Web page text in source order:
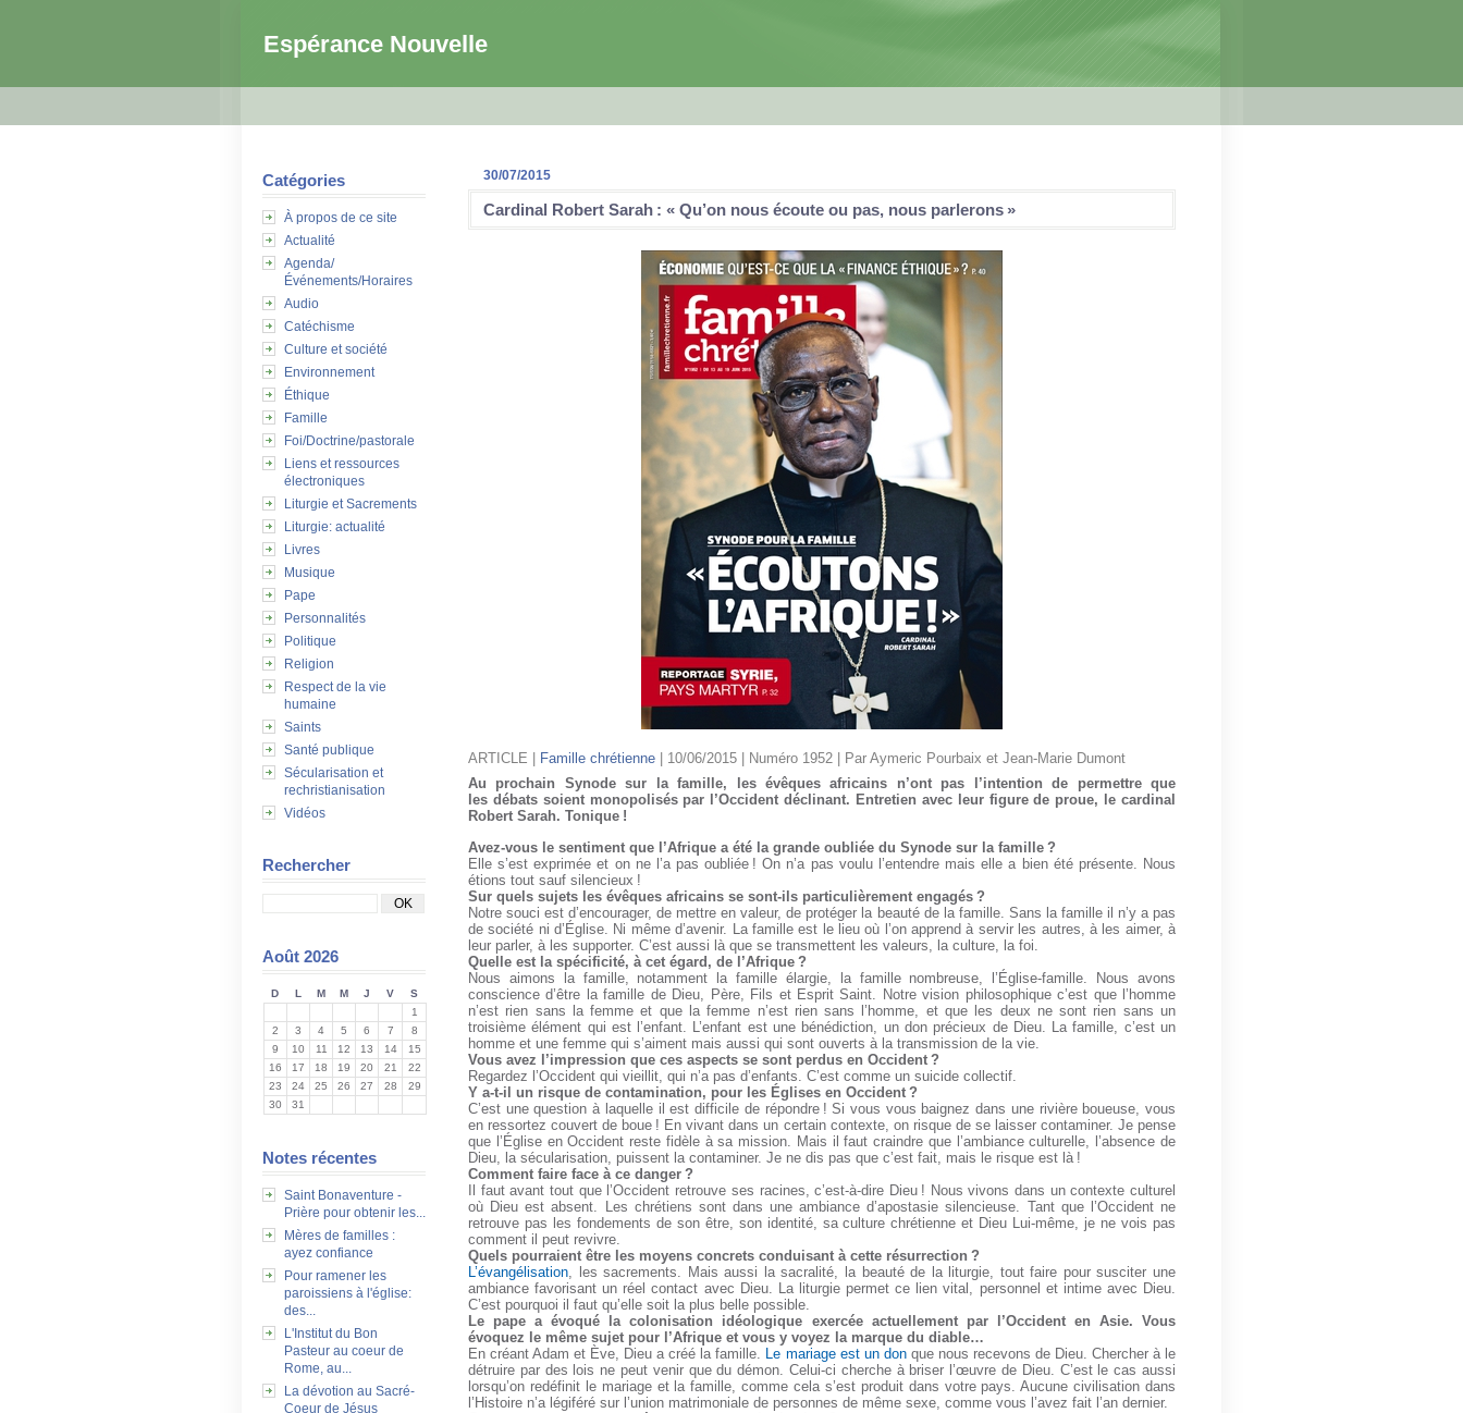
Espérance Nouvelle
Catégories
À propos de ce site
Actualité
Agenda/
Événements/Horaires
Audio
Catéchisme
Culture et société
Environnement
Éthique
Famille
Foi/Doctrine/pastorale
Liens et ressources
électroniques
Liturgie et Sacrements
Liturgie: actualité
Livres
Musique
Pape
Personnalités
Politique
Religion
Respect de la vie
humaine
Saints
Santé publique
Sécularisation et
rechristianisation
Vidéos
Rechercher
Août 2026
D L M M J V
S
1
2
3 4 5 6 7
8
9
10 11 12 13 14
15
16
17 18 19 20 21
22
23
24 25 26 27 28
29
30
31
Notes récentes
Saint Bonaventure -
Prière pour obtenir les...
Mères de familles :
ayez confiance
Pour ramener les
paroissiens à l'église:
des...
L'Institut du Bon
Pasteur au coeur de
Rome, au...
La dévotion au Sacré-
Coeur de Jésus
30/07/2015
Cardinal Robert Sarah : « Qu’on nous écoute ou pas, nous parlerons »
ARTICLE Famille chrétienne | 10/06/2015 | Numéro 1952 | Par Aymeric Pourbaix et Jean-Marie Dumont
Au prochain Synode sur la famille, les évêques africains n’ont pas l’intention de permettre que
les débats soient monopolisés par l’Occident déclinant. Entretien avec leur figure de proue, le cardinal
Robert Sarah. Tonique !
Avez-vous le sentiment que l’Afrique a été la grande oubliée du Synode sur la famille ?
Elle s’est exprimée et on ne l’a pas oubliée ! On n’a pas voulu l’entendre mais elle a bien été présente. Nous
étions tout sauf silencieux !
Sur quels sujets les évêques africains se sont-ils particulièrement engagés ?
Notre souci est d’encourager, de mettre en valeur, de protéger la beauté de la famille. Sans la famille il n’y a pas
de société ni d’Église. Ni même d’avenir. La famille est le lieu où l’on apprend à servir les autres, à les aimer, à
leur parler, à les supporter. C’est aussi là que se transmettent les valeurs, la culture, la foi.
Quelle est la spécificité, à cet égard, de l’Afrique ?
Nous aimons la famille, notamment la famille élargie, la famille nombreuse, l’Église-famille. Nous avons
conscience d’être la famille de Dieu, Père, Fils et Esprit Saint. Notre vision philosophique c’est que l’homme
n’est rien sans la femme et que la femme n’est rien sans l’homme, et que les deux ne sont rien sans un
troisième élément qui est l’enfant. L’enfant est une bénédiction, un don précieux de Dieu. La famille, c’est un
homme et une femme qui s’aiment mais aussi qui sont ouverts à la transmission de la vie.
Vous avez l’impression que ces aspects se sont perdus en Occident ?
Regardez l’Occident qui vieillit, qui n’a pas d’enfants. C’est comme un suicide collectif.
Y a-t-il un risque de contamination, pour les Églises en Occident ?
C’est une question à laquelle il est difficile de répondre ! Si vous vous baignez dans une rivière boueuse, vous
en ressortez couvert de boue ! En vivant dans un certain contexte, on risque de se laisser contaminer. Je pense
que l’Église en Occident reste fidèle à sa mission. Mais il faut craindre que l’ambiance culturelle, l’absence de
Dieu, la sécularisation, puissent la contaminer. Je ne dis pas que c’est fait, mais le risque est là !
Comment faire face à ce danger ?
Il faut avant tout que l’Occident retrouve ses racines, c’est-à-dire Dieu ! Nous vivons dans un contexte culturel
où Dieu est absent. Les chrétiens sont dans une ambiance d’apostasie silencieuse. Tant que l’Occident ne
retrouve pas les fondements de son être, son identité, sa culture chrétienne et Dieu Lui-même, je ne vois pas
comment il peut revivre.
Quels pourraient être les moyens concrets conduisant à cette résurrection ?
L’évangélisation, les sacrements. Mais aussi la sacralité, la beauté de la liturgie, tout faire pour susciter une
ambiance favorisant un réel contact avec Dieu. La liturgie permet ce lien vital, personnel et intime avec Dieu.
C’est pourquoi il faut qu’elle soit la plus belle possible.
Le pape a évoqué la colonisation idéologique exercée actuellement par l’Occident en Asie. Vous
évoquez le même sujet pour l’Afrique et vous y voyez la marque du diable…
En créant Adam et Ève, Dieu a créé la famille. Le mariage est un donque nous recevons de Dieu. Chercher à le
détruire par des lois ne peut venir que du démon. Celui-ci cherche à briser l’œuvre de Dieu. C’est le cas aussi
lorsqu’on redéfinit le mariage et la famille, comme cela s’est produit dans votre pays. Aucune civilisation dans
l’Histoire n’a légiféré sur l’union matrimoniale de personnes de même sexe, comme vous l’avez fait l’an dernier.